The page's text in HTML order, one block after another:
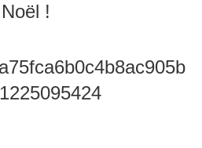
Noël !